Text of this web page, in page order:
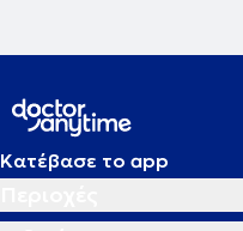
Κατέβασε το app